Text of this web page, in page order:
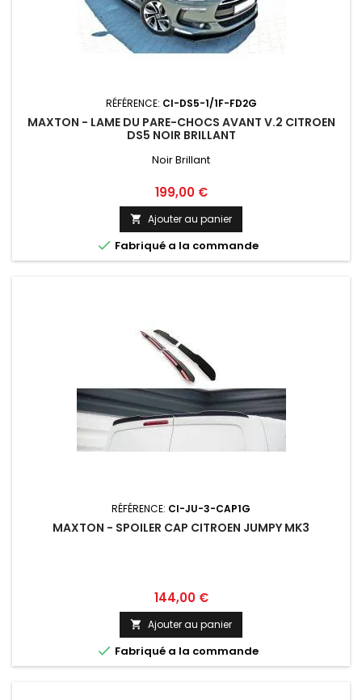
RÉFÉRENCE: CI-DS5-1/1F-FD2G
MAXTON - LAME DU PARE-CHOCS AVANT V.2 CITROEN
DS5 NOIR BRILLANT
Noir Brillant
Prix
199,00 €
 Ajouter au panier
 Fabriqué a la commande
RÉFÉRENCE: CI-JU-3-CAP1G
MAXTON - SPOILER CAP CITROEN JUMPY MK3
Prix
144,00 €
 Ajouter au panier
 Fabriqué a la commande